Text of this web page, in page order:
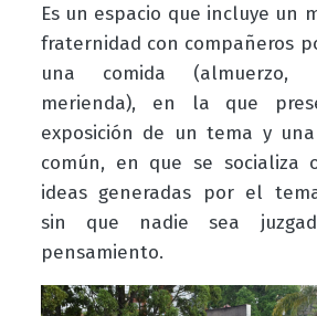
Es un espacio que incluye un
fraternidad con compañeros
una comida (almuerzo,
merienda), en la que
exposición de un tema y
común, en que se socializa
ideas generadas por el
sin que nadie sea
pensamiento.